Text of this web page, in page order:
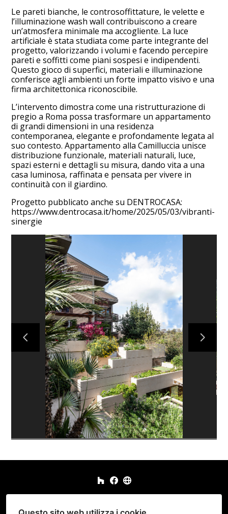
STUDIO
SERVIZI
CONTATTACI
Le pareti bianche, le controsoffittature, le velette e
l’illuminazione wash wall contribuiscono a creare
un’atmosfera minimale ma accogliente. La luce
artificiale è stata studiata come parte integrante del
progetto, valorizzando i volumi e facendo percepire
pareti e soffitti come piani sospesi e indipendenti.
Questo gioco di superfici, materiali e illuminazione
conferisce agli ambienti un forte impatto visivo e una
firma architettonica riconoscibile.
L’intervento dimostra come una ristrutturazione di
pregio a Roma possa trasformare un appartamento
di grandi dimensioni in una residenza
contemporanea, elegante e profondamente legata al
suo contesto. Appartamento alla Camilluccia unisce
distribuzione funzionale, materiali naturali, luce,
spazi esterni e dettagli su misura, dando vita a una
casa luminosa, raffinata e pensata per vivere in
continuità con il giardino.
Progetto pubblicato anche su DENTROCASA:
https://www.dentrocasa.it/home/2025/05/03/vibranti-
sinergie